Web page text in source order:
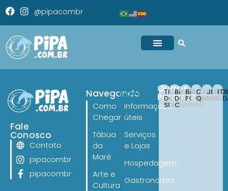
@pipacombr
Fale
Conosco
Contato
pipacombr
pipacombr
Navegando
Como
Chegar
Tábua
da
Maré
Arte e
Cultura
Navegando
Informações
úteis
Serviços
e Lojas
Hospedagem
Gastronomia
Outros
Paraísos
TIBAU
DO
SUL
BARRA
DO
CUNHAÚ
BAIA
FORMOSA
CANOA